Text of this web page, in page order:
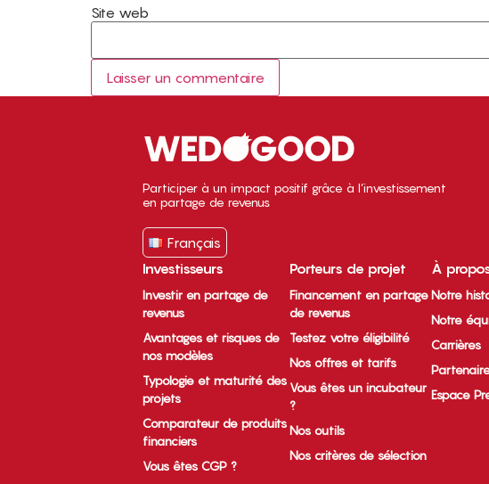
Site web
Participer à un impact positif grâce à l’investissement
en partage de revenus
Français
Investisseurs
Investir en partage de
revenus
Avantages et risques de
nos modèles
Typologie et maturité des
projets
Comparateur de produits
financiers
Vous êtes CGP ?
Porteurs de projet
Financement en partage
de revenus
Testez votre éligibilité
Nos offres et tarifs
Vous êtes un incubateur
?
Nos outils
Nos critères de sélection
À
Notre
Notre
Carrières
Espace